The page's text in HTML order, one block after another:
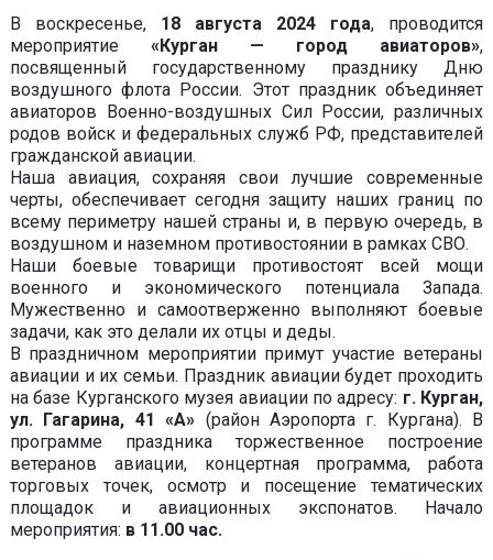
В воскресенье, 18 августа 2024 года, проводится
мероприятие «Курган — город авиаторов»,
посвященный государственному празднику Дню
воздушного флота России. Этот праздник объединяет
авиаторов Военно-воздушных Сил России, различных
родов войск и федеральных служб РФ, представителей
гражданской авиации.
Наша авиация, сохраняя свои лучшие современные
черты, обеспечивает сегодня защиту наших границ по
всему периметру нашей страны и, в первую очередь, в
воздушном и наземном противостоянии в рамках СВО.
Наши боевые товарищи противостоят всей мощи
военного и экономического потенциала Запада.
Мужественно и самоотверженно выполняют боевые
задачи, как это делали их отцы и деды.
В праздничном мероприятии примут участие ветераны
авиации и их семьи. Праздник авиации будет проходить
на базе Курганского музея авиации по адресу: г. Курган,
ул. Гагарина, 41 «А» (район Аэропорта г. Кургана). В
программе праздника торжественное построение
ветеранов авиации, концертная программа, работа
торговых точек, осмотр и посещение тематических
площадок и авиационных экспонатов. Начало
мероприятия: в 11.00 час.